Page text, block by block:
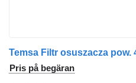
Pris på begäran